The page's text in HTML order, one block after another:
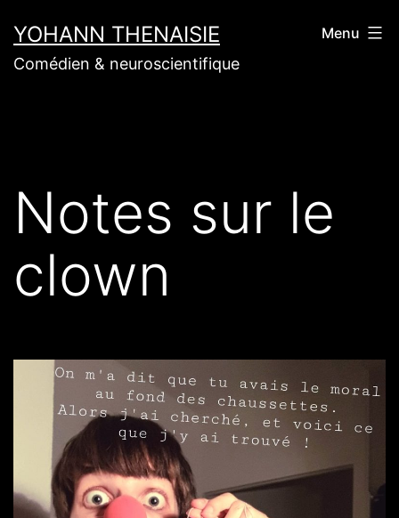
au
contenu
YOHANN THENAISIE
Comédien & neuroscientifique
Menu
Notes sur le
clown